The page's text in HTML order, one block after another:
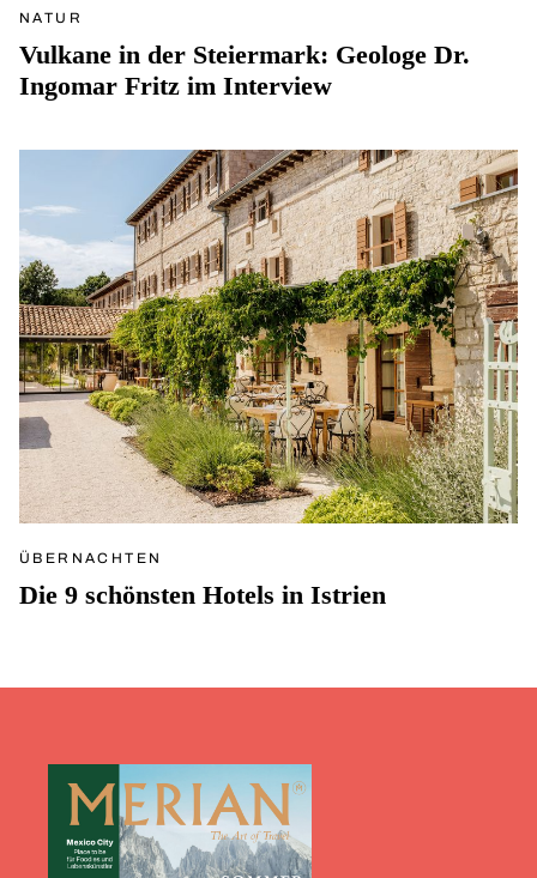
NATUR
Vulkane in der Steiermark: Geologe Dr.
Ingomar Fritz im Interview
ÜBERNACHTEN
Die 9 schönsten Hotels in Istrien